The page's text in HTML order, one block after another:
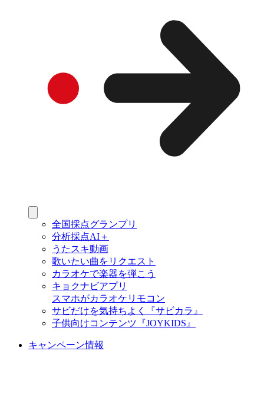
全国採点グランプリ
分析採点AI＋
うたスキ動画
歌いたい曲をリクエスト
カラオケで楽器を弾こう
キョクナビアプリ
スマホがカラオケリモコン
サビだけを気持ちよく『サビカラ』
子供向けコンテンツ『JOYKIDS』
キャンペーン情報